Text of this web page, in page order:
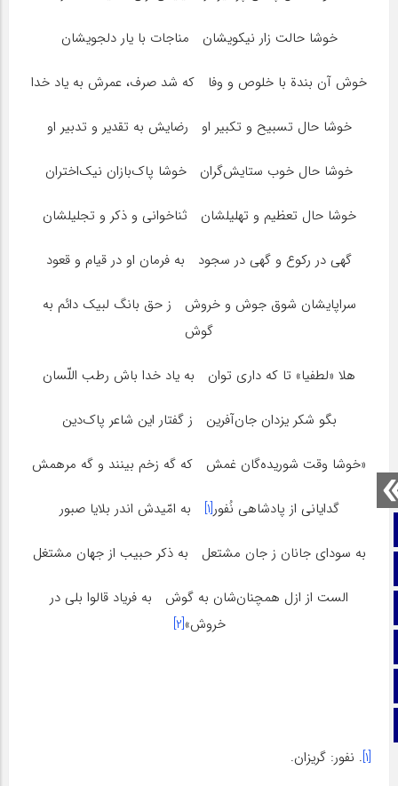
خوشا حالت زار نیکویشان مناجات با یار دلجویشان
خوش آن بندة با خلوص و وفا که شد صرف، عمرش به یاد خدا
خوشا حال تسبیح و تکبیر او رضایش به تقدیر و تدبیر او
خوشا حال خوب ستایش‌گران خوشا پاک‌بازان نیک‌اختران
خوشا حال تعظیم و تهلیلشان ثناخوانی و ذکر و تجلیلشان
گهی در رکوع و گهی در سجود به فرمان او در قیام و قعود
سراپایشان شوق جوش و خروش ز حق بانگ لبیک دائم به
گوش
هلا «لطفیا» تا که داری توان به یاد خدا باش رطب اللّسان
بگو شکر یزدان جان‌آفرین ز گفتار این شاعر پاک‌دین
«خوشا وقت شوریده‌گان غمش که گه زخم بینند و گه مرهمش
گدایانی از پادشاهی نُفور[1] به امّیدش اندر بلایا صبور
به سودای جانان ز جان مشتعل به ذکر حبیب از جهان مشتغل
الست از ازل همچنان‌شان به گوش به فریاد قالوا بلی در
خروش»[2]
[1] . نفور: گریزان.